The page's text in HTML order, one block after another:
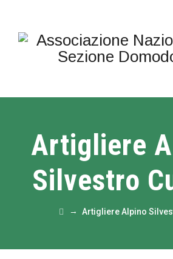
Artigliere
Silvestro
→ Artigliere Alpino